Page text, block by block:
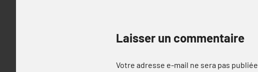
Laisser un commentaire
Votre adresse e-mail ne sera pas publiée.